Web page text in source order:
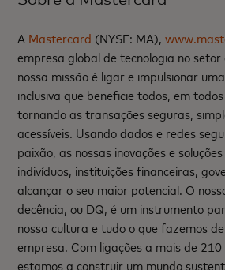
A Mastercard (NYSE: MA),
empresa global de tecnologia no
nossa missão é ligar e impulsionar
inclusiva que beneficie todos, em
tornando as transações seguras,
acessíveis. Usando dados e redes
paixão, as nossas inovações e
indivíduos, instituições financeiras,
alcançar o seu maior potencial. O
decência, ou DQ, é um instrumento
nossa cultura e tudo o que fazemos
empresa. Com ligações a mais de
estamos a construir um mundo